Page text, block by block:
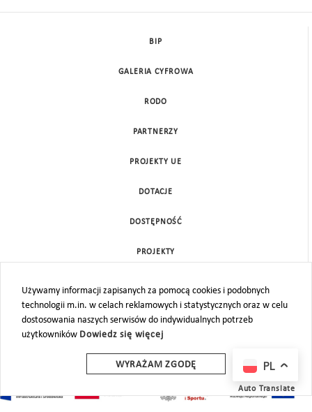
Używamy informacji zapisanych za pomocą cookies i podobnych
technologii m.in. w celach reklamowych i statystycznych oraz w celu
dostosowania naszych serwisów do indywidualnych potrzeb
użytkowników Dowiedz się więcej
WYRAŻAM ZGODĘ
BIP
GALERIA CYFROWA
RODO
PARTNERZY
PROJEKTY UE
DOTACJE
DOSTĘPNOŚĆ
PROJEKTY
MAPA STRONY
PL
Auto Translate